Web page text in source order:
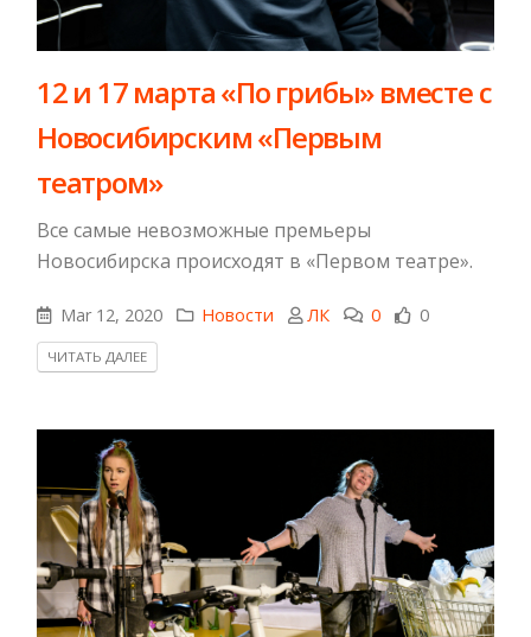
12 и 17 марта «По грибы» вместе с
Новосибирским «Первым
театром»
Все самые невозможные премьеры
Новосибирска происходят в «Первом театре».
Mar 12, 2020 Новости ЛК 0 0
ЧИТАТЬ ДАЛЕЕ